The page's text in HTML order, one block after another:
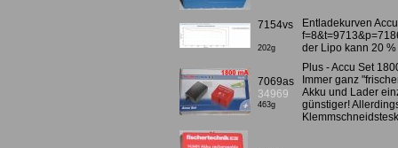
7154vs
202g
Entladekurven
der Lipo kann 20
7069as
34969
463g
Plus - Accu Set
Immer ganz
Akku und Lader
günstiger!